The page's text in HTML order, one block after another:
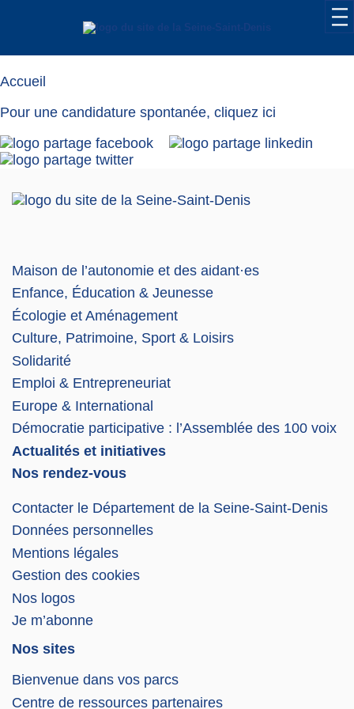
Candidature
Accueil
Pour une candidature spontanée, cliquez ici
Maison de l’autonomie et des aidant·es
Enfance, Éducation & Jeunesse
Écologie et Aménagement
Culture, Patrimoine, Sport & Loisirs
Solidarité
Emploi & Entrepreneuriat
Europe & International
Démocratie participative : l’Assemblée des 100 voix
Actualités et initiatives
Nos rendez-vous
Contacter le Département de la Seine-Saint-Denis
Données personnelles
Mentions légales
Gestion des cookies
Nos logos
Je m’abonne
Nos sites
Bienvenue dans vos parcs
Centre de ressources partenaires